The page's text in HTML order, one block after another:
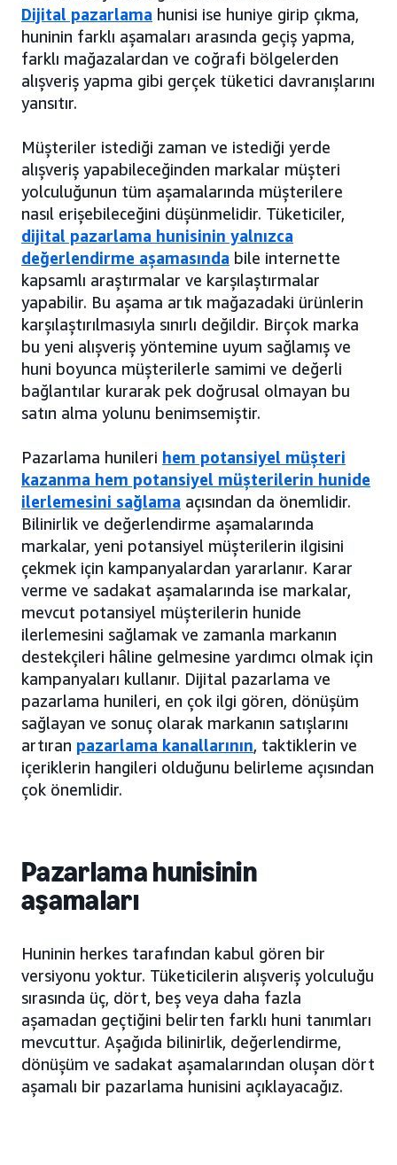
Dijital pazarlama hunisi ise huniye girip çıkma,
huninin farklı aşamaları arasında geçiş yapma,
farklı mağazalardan ve coğrafi bölgelerden
alışveriş yapma gibi gerçek tüketici davranışlarını
yansıtır.
Müşteriler istediği zaman ve istediği yerde
alışveriş yapabileceğinden markalar müşteri
yolculuğunun tüm aşamalarında müşterilere
nasıl erişebileceğini düşünmelidir. Tüketiciler,
dijital pazarlama hunisinin yalnızca
değerlendirme aşamasında bile internette
kapsamlı araştırmalar ve karşılaştırmalar
yapabilir. Bu aşama artık mağazadaki ürünlerin
karşılaştırılmasıyla sınırlı değildir. Birçok marka
bu yeni alışveriş yöntemine uyum sağlamış ve
huni boyunca müşterilerle samimi ve değerli
bağlantılar kurarak pek doğrusal olmayan bu
satın alma yolunu benimsemiştir.
Pazarlama hunileri hem potansiyel müşteri
kazanma hem potansiyel müşterilerin hunide
ilerlemesini sağlama açısından da önemlidir.
Bilinirlik ve değerlendirme aşamalarında
markalar, yeni potansiyel müşterilerin ilgisini
çekmek için kampanyalardan yararlanır. Karar
verme ve sadakat aşamalarında ise markalar,
mevcut potansiyel müşterilerin hunide
ilerlemesini sağlamak ve zamanla markanın
destekçileri hâline gelmesine yardımcı olmak için
kampanyaları kullanır. Dijital pazarlama ve
pazarlama hunileri, en çok ilgi gören, dönüşüm
sağlayan ve sonuç olarak markanın satışlarını
artıran pazarlama kanallarının, taktiklerin ve
içeriklerin hangileri olduğunu belirleme açısından
çok önemlidir.
Pazarlama hunisinin
aşamaları
Huninin herkes tarafından kabul gören bir
versiyonu yoktur. Tüketicilerin alışveriş yolculuğu
sırasında üç, dört, beş veya daha fazla
aşamadan geçtiğini belirten farklı huni tanımları
mevcuttur. Aşağıda bilinirlik, değerlendirme,
dönüşüm ve sadakat aşamalarından oluşan dört
aşamalı bir pazarlama hunisini açıklayacağız.